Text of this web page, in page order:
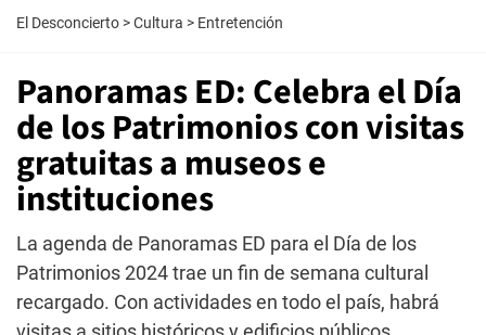
El Desconcierto >Cultura > Entretención
Panoramas ED: Celebra el Día
de los Patrimonios con visitas
gratuitas a museos e
instituciones
La agenda de Panoramas ED para el Día de los
Patrimonios 2024 trae un fin de semana cultural
recargado. Con actividades en todo el país, habrá